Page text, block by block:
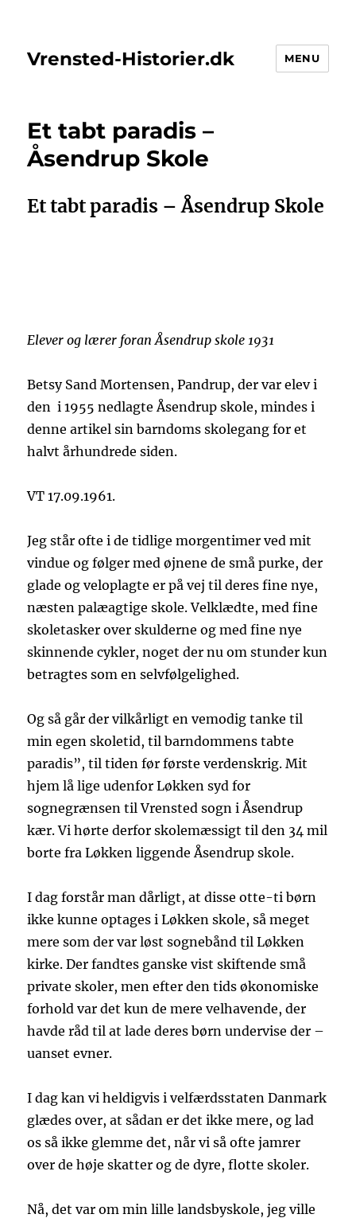
Vrensted-Historier.dk MENU
Et tabt paradis –
Åsendrup Skole
Et tabt paradis – Åsendrup Skole
Elever og lærer foran Åsendrup skole 1931
Betsy Sand Mortensen, Pandrup, der var elev i
den i 1955 nedlagte Åsendrup skole, mindes i
denne artikel sin barndoms skolegang for et
halvt århundrede siden.
VT 17.09.1961.
Jeg står ofte i de tidlige morgentimer ved mit
vindue og følger med øjnene de små purke, der
glade og veloplagte er på vej til deres fine nye,
næsten palæagtige skole. Velklædte, med fine
skoletasker over skulderne og med fine nye
skinnende cykler, noget der nu om stunder kun
betragtes som en selvfølgelighed.
Og så går der vilkårligt en vemodig tanke til
min egen skoletid, til barndommens tabte
paradis”, til tiden før første verdenskrig. Mit
hjem lå lige udenfor Løkken syd for
sognegrænsen til Vrensted sogn i Åsendrup
kær. Vi hørte derfor skolemæssigt til den 34 mil
borte fra Løkken liggende Åsendrup skole.
I dag forstår man dårligt, at disse otte-ti børn
ikke kunne optages i Løkken skole, så meget
mere som der var løst sognebånd til Løkken
kirke. Der fandtes ganske vist skiftende små
private skoler, men efter den tids økonomiske
forhold var det kun de mere velhavende, der
havde råd til at lade deres børn undervise der –
uanset evner.
I dag kan vi heldigvis i velfærdsstaten Danmark
glædes over, at sådan er det ikke mere, og lad
os så ikke glemme det, når vi så ofte jamrer
over de høje skatter og de dyre, flotte skoler.
Nå, det var om min lille landsbyskole, jeg ville